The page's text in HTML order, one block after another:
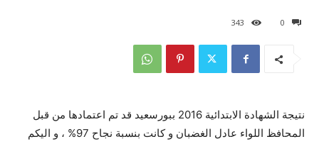
0
343
نتيجة الشهادة الابتدائية 2016 ببورسعيد قد تم اعتمادها من قبل
المحافظ اللواء عادل الغضبان و كانت بنسبة نجاح 97% ، و اليكم